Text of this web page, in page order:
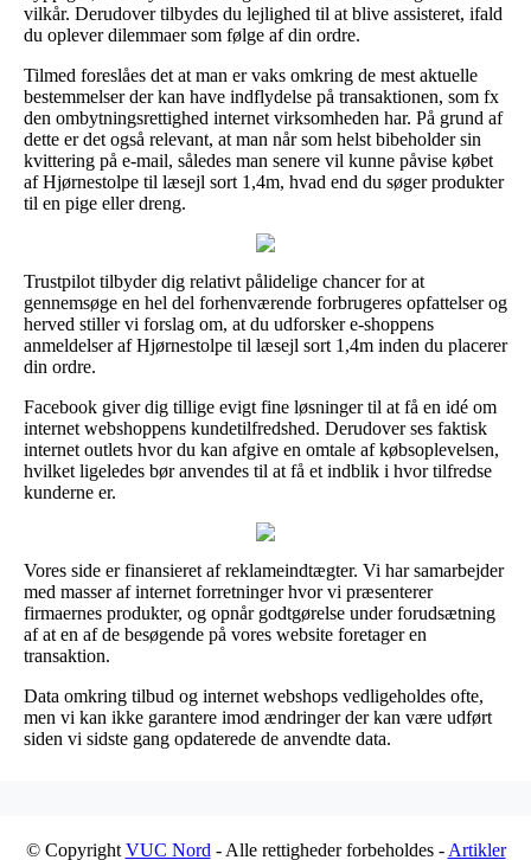
vilkår. Derudover tilbydes du lejlighed til at blive assisteret, ifald
du oplever dilemmaer som følge af din ordre.
Tilmed foreslåes det at man er vaks omkring de mest aktuelle
bestemmelser der kan have indflydelse på transaktionen, som fx
den ombytningsrettighed internet virksomheden har. På grund af
dette er det også relevant, at man når som helst bibeholder sin
kvittering på e-mail, således man senere vil kunne påvise købet
af Hjørnestolpe til læsejl sort 1,4m, hvad end du søger produkter
til en pige eller dreng.
Trustpilot tilbyder dig relativt pålidelige chancer for at
gennemsøge en hel del forhenværende forbrugeres opfattelser og
herved stiller vi forslag om, at du udforsker e-shoppens
anmeldelser af Hjørnestolpe til læsejl sort 1,4m inden du placerer
din ordre.
Facebook giver dig tillige evigt fine løsninger til at få en idé om
internet webshoppens kundetilfredshed. Derudover ses faktisk
internet outlets hvor du kan afgive en omtale af købsoplevelsen,
hvilket ligeledes bør anvendes til at få et indblik i hvor tilfredse
kunderne er.
Vores side er finansieret af reklameindtægter. Vi har samarbejder
med masser af internet forretninger hvor vi præsenterer
firmaernes produkter, og opnår godtgørelse under forudsætning
af at en af de besøgende på vores website foretager en
transaktion.
Data omkring tilbud og internet webshops vedligeholdes ofte,
men vi kan ikke garantere imod ændringer der kan være udført
siden vi sidste gang opdaterede de anvendte data.
© Copyright VUC Nord - Alle rettigheder forbeholdes - Artikler